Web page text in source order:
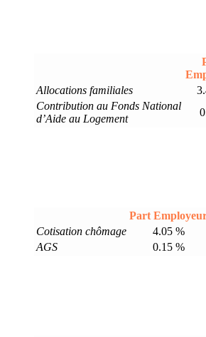
Allocations familiales
Contribution au Fonds National
d’Aide au Logement
Part
Cotisation chômage
4.05 %
AGS
0.15 %